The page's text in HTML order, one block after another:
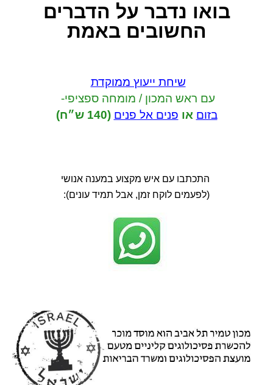
בואו נדבר על הדברים
החשובים באמת
שיחת ייעוץ ממוקדת
עם ראש המכון / מומחה ספציפי-
בזום או פנים אל פנים (140 ש״ח)
התכתבו עם איש מקצוע במענה אנושי
(לפעמים לוקח זמן, אבל תמיד עונים):